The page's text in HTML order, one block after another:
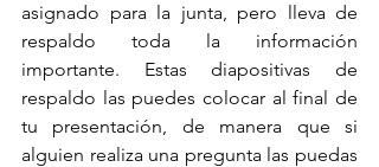
asignado para la junta, pero lleva de
respaldo toda la información
importante. Estas diapositivas de
respaldo las puedes colocar al final de
tu presentación, de manera que si
alguien realiza una pregunta las puedas